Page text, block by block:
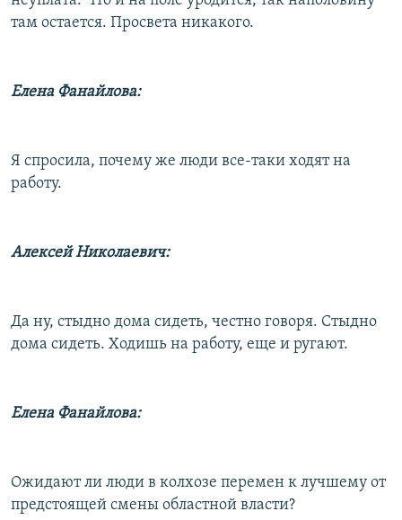
там остается. Просвета никакого.
Елена Фанайлова:
Я спросила, почему же люди все-таки ходят на
работу.
Алексей Николаевич:
Да ну, стыдно дома сидеть, честно говоря. Стыдно
дома сидеть. Ходишь на работу, еще и ругают.
Елена Фанайлова:
Ожидают ли люди в колхозе перемен к лучшему от
предстоящей смены областной власти?